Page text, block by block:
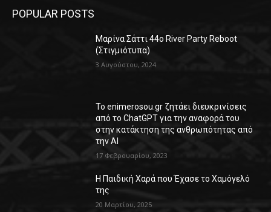
POPULAR POSTS
Μαρίνα Σάττι 44o River Party Reboot
(Στιγμιότυπα)
3 Αυγούστου, 2024
Το enimerosou.gr ζητάει διευκρινίσεις
από το ChatGPT για την αναφορά του
στην κατάκτηση της ανθρωπότητας από
την AI
17 Φεβρουαρίου, 2023
Η Παιδική Χαρά που Έχασε το Χαμόγελό
της
20 Μαρτίου, 2025